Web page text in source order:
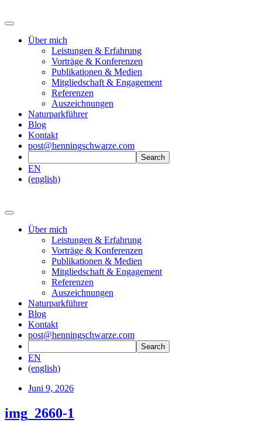
Über mich
Leistungen & Erfahrung
Vorträge & Konferenzen
Publikationen & Medien
Mitgliedschaft & Engagement
Referenzen
Auszeichnungen
Naturparkführer
Blog
Kontakt
post@henningschwarze.com
EN
(english)
Über mich
Leistungen & Erfahrung
Vorträge & Konferenzen
Publikationen & Medien
Mitgliedschaft & Engagement
Referenzen
Auszeichnungen
Naturparkführer
Blog
Kontakt
post@henningschwarze.com
EN
(english)
Juni 9, 2026
img_2660-1